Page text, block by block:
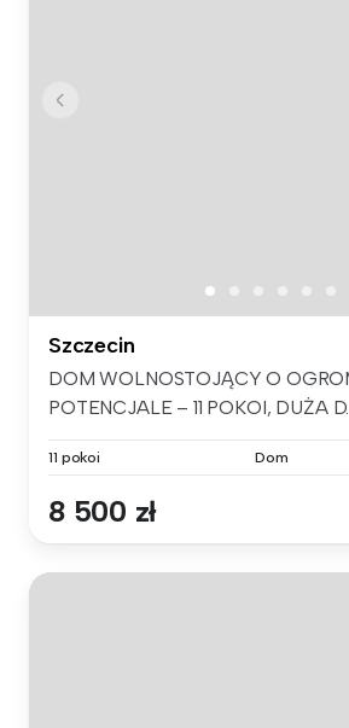
Szczecin
DOM WOLNOSTOJĄCY O
POTENCJALE – 11 POKOI, DUŻA
11 pokoi Dom
8 500 zł